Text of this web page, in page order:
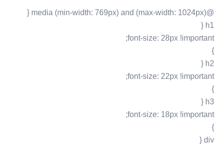
@media (min-width: 769px) and (max-width: 1024px) {
h1 {
font-size: 28px !important;
}
h2 {
font-size: 22px !important;
}
h3 {
font-size: 18px !important;
}
div {